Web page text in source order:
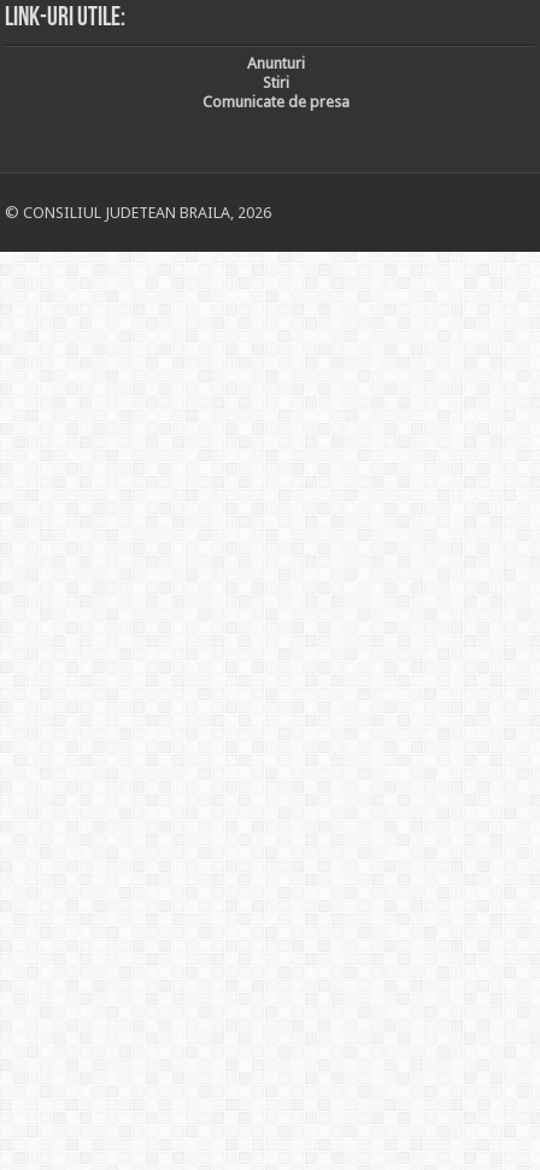
Link-uri utile:
Anunturi
Stiri
Comunicate de presa
© CONSILIUL JUDETEAN BRAILA, 2026